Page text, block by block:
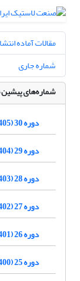
مقالات آماده
شماره جاری
شماره‌های
دوره 30 (1404،1405)
دوره 29 (1403،1404)
دوره 28 (1402،1403)
دوره 27 (1401،1402)
دوره 26 (1400،1401)
دوره 25 (1399،1400)